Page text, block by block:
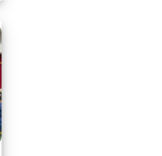
113.1.17中年級營養教育(